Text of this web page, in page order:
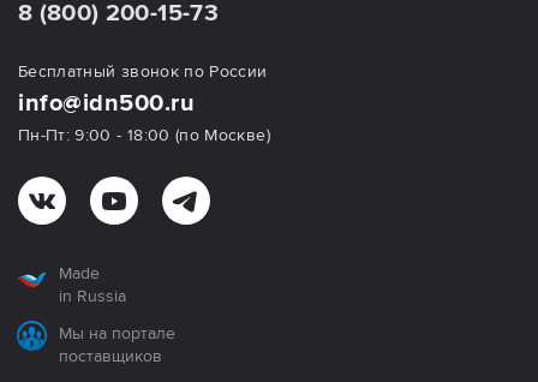
8 (800) 200-15-73
Бесплатный звонок по России
info@idn500.ru
Пн-Пт: 9:00 - 18:00 (по Москве)
Made
in Russia
Мы на портале
поставщиков